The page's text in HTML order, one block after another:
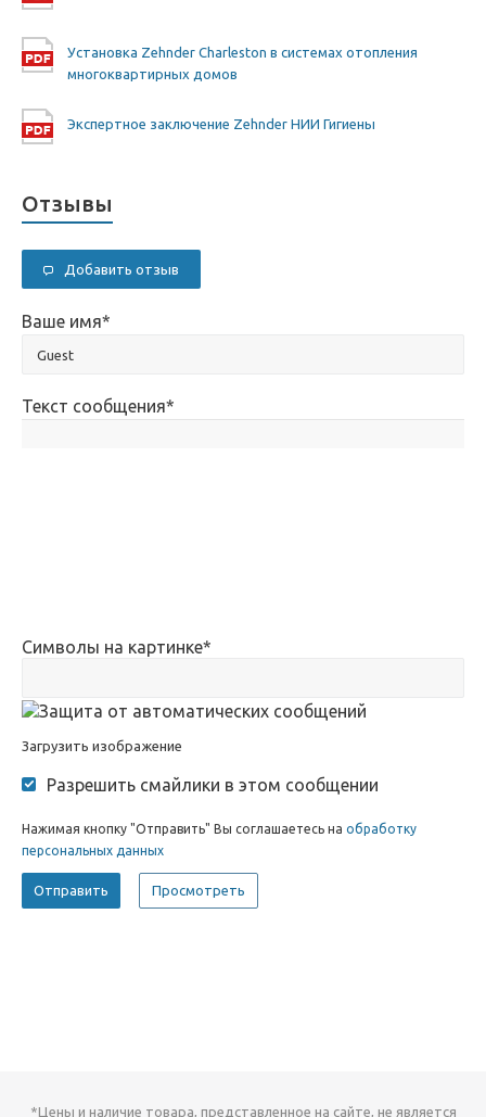
Установка Zehnder Charleston в системах отопления
многоквартирных домов
Экспертное заключение Zehnder НИИ Гигиены
Отзывы
Добавить отзыв
Ваше имя*
Текст сообщения*
Символы на картинке*
Загрузить изображение
Разрешить смайлики в этом сообщении
Нажимая кнопку "Отправить" Вы соглашаетесь на обработку
персональных данных
*Цены и наличие товара, представленное на сайте, не является